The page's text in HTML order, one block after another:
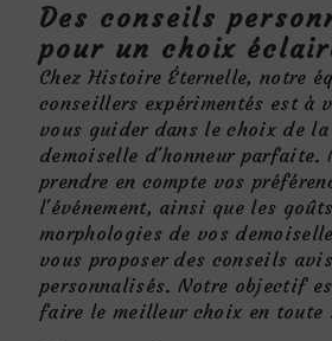
Des conseils
pour un choix
Chez Histoire Éternelle, notre
conseillers expérimentés est à
vous guider dans le choix de la
demoiselle d'honneur parfaite.
prendre en compte vos
l'événement, ainsi que les
morphologies de vos
vous proposer des conseils
personnalisés. Notre objectif
faire le meilleur choix en toute